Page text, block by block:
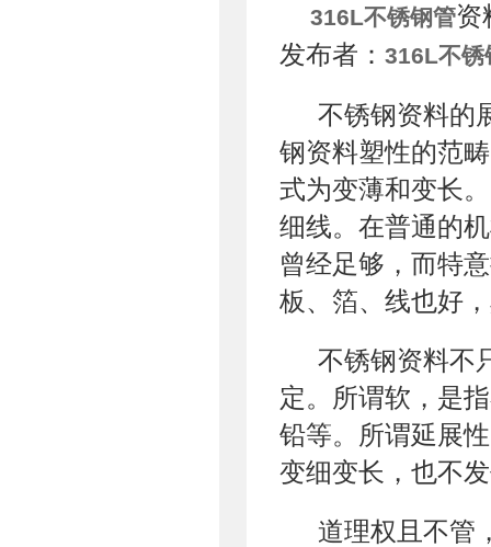
316L不锈钢管资
发布者： 316L不锈
不锈钢资料的
钢资料塑性的范
式为变薄和变长
细线。在普通的
曾经足够，而特
板、箔、线也好
不锈钢资料不
定。所谓软，是
铅等。所谓延展
变细变长，也不
道理权且不管